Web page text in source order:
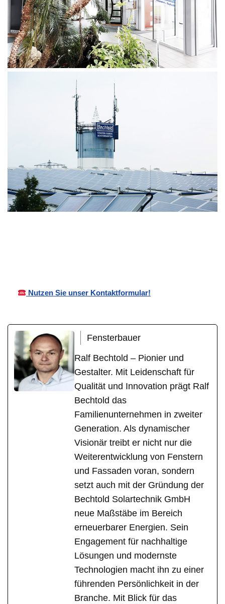
Nutzen Sie unser Kontaktformular!
Fensterbauer
Ralf Bechtold – Pionier und
Gestalter. Mit Leidenschaft für
Qualität und Innovation prägt Ralf
Bechtold das
Familienunternehmen in zweiter
Generation. Als dynamischer
Visionär treibt er nicht nur die
Weiterentwicklung von Fenstern
und Fassaden voran, sondern
setzt auch mit der Gründung der
Bechtold Solartechnik GmbH
neue Maßstäbe im Bereich
erneuerbarer Energien. Sein
Engagement für nachhaltige
Lösungen und modernste
Technologien macht ihn zu einer
führenden Persönlichkeit in der
Branche. Mit Blick für das